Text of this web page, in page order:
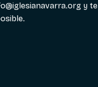
y te